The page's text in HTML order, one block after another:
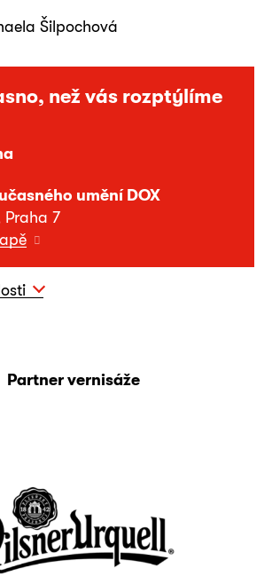
než vás rozptýlíme
umění DOX
Praha 7
Šilpochová
Partner vernisáže